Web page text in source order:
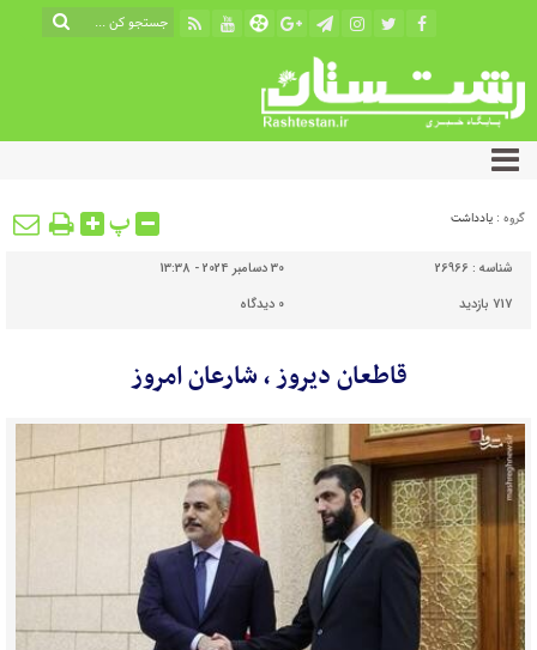
گروه : یادداشت پ
شناسه : 26966
30 دسامبر 2024 - 13:38
717 بازدید
0 دیدگاه
قاطعان دیروز ، شارعان امروز